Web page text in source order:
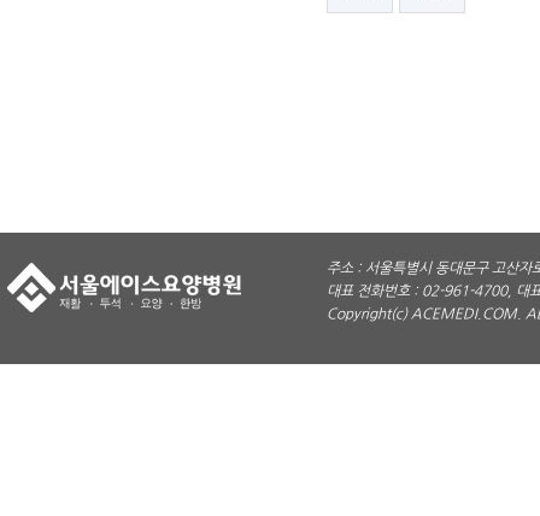
주소 : 서울특별시 동대문구 고산
대표 전화번호 : 02-961-4700, 대
Copyright(c) ACEMEDI.COM.